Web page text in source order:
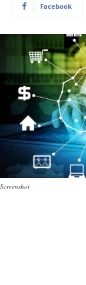
Facebook
Screenshot